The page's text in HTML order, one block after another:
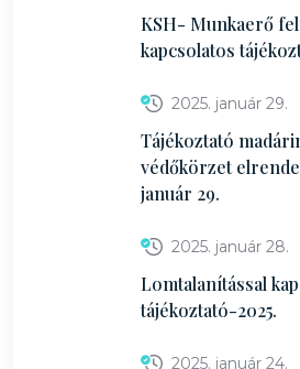
KSH- Munkaerő
kapcsolatos
2025. január 29.
Tájékoztató
védőkörzet
január 29.
2025. január 28.
Lomtalanítással
tájékoztató-2025.
2025. január 24.